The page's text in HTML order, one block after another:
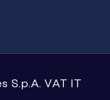
S.p.A. VAT IT